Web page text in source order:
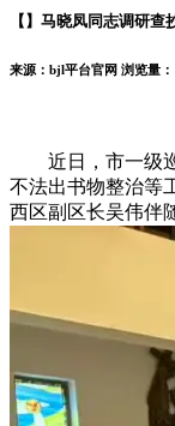
【】马晓凤同志调研查
来源：bjl平台官网 浏览量：
近日，市一级巡
不法出书物整治等
西区副区长吴伟伴